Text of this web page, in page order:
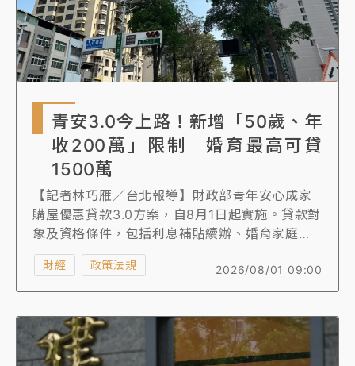
青安3.0今上路！新增「50歲、年
收200萬」限制 婚育最高可貸
1500萬
【記者林巧雁／台北報導】財政部青年安心成家
購屋優惠貸款3.0方案，自8月1日起實施。貸款對
象及資格條件，包括利息補貼續辦、婚育家庭貸
款額度由一般對象最高額度1000萬元，增加新婚
家庭額度最高1200萬元，與育有未成年子女家庭
額度最高1500萬元、新增年齡上限50歲、所得上
生限貸一次規定。
2026/08/01 09:00
財經 政策法規